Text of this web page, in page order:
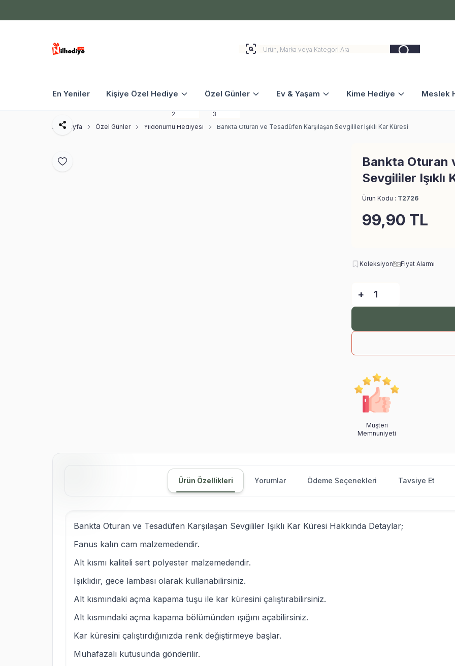
En Yeniler Kişiye Özel Hediye Özel Günler Ev & Yaşam Kime Hediye Meslek
Ana Sayfa Özel Günler Yıldönümü Hediyesi Bankta Oturan ve Tesadüfen Karşılaşan Sevgililer Işıklı Kar Küresi
Favoriye Ekle
Paylaş
Bankta Oturan
Sevgililer Işıklı
Ürün Kodu : T2726
99,90 TL
Koleksiyon Fiyat Alarmı
-
+
Müşteri
Memnuniyeti
Ürün Özellikleri Yorumlar Ödeme Seçenekleri Tavsiye Et
Bankta Oturan ve Tesadüfen Karşılaşan Sevgililer Işıklı Kar Küresi Hakkında Detaylar;
Fanus kalın cam malzemedendir.
Alt kısmı kaliteli sert polyester malzemedendir.
Işıklıdır, gece lambası olarak kullanabilirsiniz.
Alt kısmındaki açma kapama tuşu ile kar küresini çalıştırabilirsiniz.
Alt kısmındaki açma kapama bölümünden ışığını açabilirsiniz.
Kar küresini çalıştırdığınızda renk değiştirmeye başlar.
Muhafazalı kutusunda gönderilir.